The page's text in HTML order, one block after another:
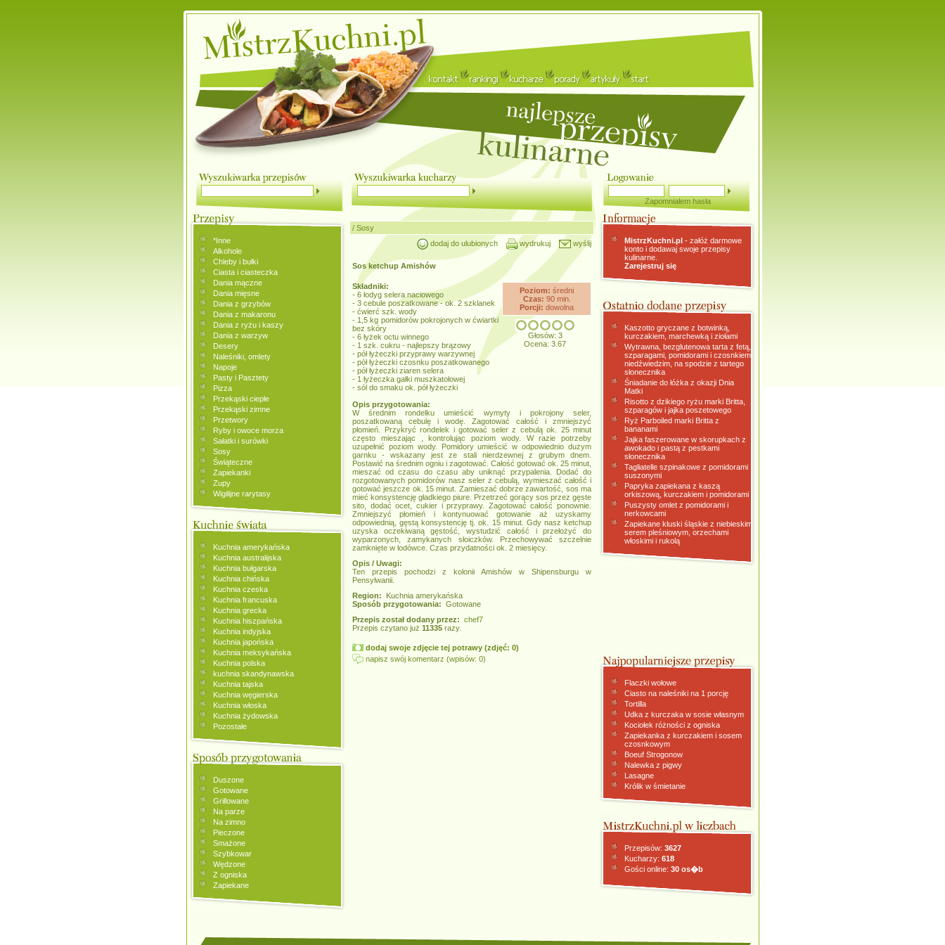
Zapomniałem hasła
*Inne
Alkohole
Chleby i bułki
Ciasta i ciasteczka
Dania mączne
Dania mięsne
Dania z grzybów
Dania z makaronu
Dania z ryżu i kaszy
Dania z warzyw
Desery
Naleśniki, omlety
Napoje
Pasty i Pasztety
Pizza
Przekąski ciepłe
Przekąski zimne
Przetwory
Ryby i owoce morza
Sałatki i surówki
Sosy
Świąteczne
Zapiekanki
Zupy
Wigilijne rarytasy
Kuchnia amerykańska
Kuchnia australijska
Kuchnia bułgarska
Kuchnia chińska
Kuchnia czeska
Kuchnia francuska
Kuchnia grecka
Kuchnia hiszpańska
Kuchnia indyjska
Kuchnia japońska
Kuchnia meksykańska
Kuchnia polska
kuchnia skandynawska
Kuchnia tajska
Kuchnia węgierska
Kuchnia włoska
Kuchnia żydowska
Pozostałe
Duszone
Gotowane
Grillowane
Na parze
Na zimno
Pieczone
Smażone
Szybkowar
Wędzone
Z ogniska
Zapiekane
/ Sosy
dodaj do ulubionych
wydrukuj wyślij
Sos ketchup Amishów
Poziom: średni
Czas: 90 min.
Porcji: dowolna
Głosów: 3
Ocena: 3.67
Składniki:
- 6 łodyg selera naciowego
- 3 cebule poszatkowane - ok. 2 szklanek
- ćwierć szk. wody
- 1,5 kg pomidorów pokrojonych w ćwiartki
bez skóry
- 6 łyżek octu winnego
- 1 szk. cukru - najlepszy brązowy
- pół łyżeczki przyprawy warzywnej
- pół łyżeczki czosnku poszatkowanego
- pół łyżeczki ziaren selera
- 1 łyżeczka gałki muszkatołowej
- sól do smaku ok. pół łyżeczki
Opis przygotowania:
W średnim rondelku umieścić wymyty i pokrojony seler,
poszatkowaną cebulę i wodę. Zagotować całość i zmniejszyć
płomień. Przykryć rondelek i gotować seler z cebulą ok. 25 minut
często mieszając , kontrolując poziom wody. W razie potrzeby
uzupełnić poziom wody. Pomidory umieścić w odpowiednio dużym
garnku - wskazany jest ze stali nierdzewnej z grubym dnem.
Postawić na średnim ogniu i zagotować. Całość gotować ok. 25 minut,
mieszać od czasu do czasu aby uniknąć przypalenia. Dodać do
rozgotowanych pomidorów nasz seler z cebulą, wymieszać całość i
gotować jeszcze ok. 15 minut. Zamieszać dobrze zawartość, sos ma
mieć konsystencję gładkiego piure. Przetrzeć gorący sos przez gęste
sito, dodać ocet, cukier i przyprawy. Zagotować całość ponownie.
Zmniejszyć płomień i kontynuować gotowanie aż uzyskamy
odpowiednią, gęstą konsystencję tj. ok. 15 minut. Gdy nasz ketchup
uzyska oczekiwaną gęstość, wystudzić całość i przełożyć do
wyparzonych, zamykanych słoiczków. Przechowywać szczelnie
zamknięte w lodówce. Czas przydatności ok. 2 miesięcy.
Opis / Uwagi:
Ten przepis pochodzi z kolonii Amishów w Shipensburgu w
Pensylwanii.
Region: Kuchnia amerykańska
Sposób przygotowania: Gotowane
Przepis został dodany przez: chef7
Przepis czytano już 11335 razy.
dodaj swoje zdjęcie tej potrawy (zdjęć: 0)
napisz swój komentarz (wpisów: 0)
MistrzKuchni.pl- załóż darmowe
konto i dodawaj swoje przepisy
kulinarne.
Zarejestruj się
Kaszotto gryczane z botwinką,
kurczakiem, marchewką i ziołami
Wytrawna, bezglutenowa tarta z fetą,
szparagami, pomidorami i czosnkiem
niedźwiedzim, na spodzie z tartego
słonecznika
Śniadanie do łóżka z okazji Dnia
Matki
Risotto z dzikiego ryżu marki Britta,
szparagów i jajka poszetowego
Ryż Parboiled marki Britta z
bananami
Jajka faszerowane w skorupkach z
awokado i pastą z pestkami
słonecznika
Tagliatelle szpinakowe z pomidorami
suszonymi
Papryka zapiekana z kaszą
orkiszową, kurczakiem i pomidorami
Puszysty omlet z pomidorami i
nerkowcami
Zapiekane kluski śląskie z niebieskim
serem pleśniowym, orzechami
włoskimi i rukolą
Flaczki wołowe
Ciasto na naleśniki na 1 porcję
Tortilla
Udka z kurczaka w sosie własnym
Kociołek różności z ogniska
Zapiekanka z kurczakiem i sosem
czosnkowym
Boeuf Strogonow
Nalewka z pigwy
Lasagne
Królik w śmietanie
Przepisów: 3627
Kucharzy: 618
Gości online: 30 os�b